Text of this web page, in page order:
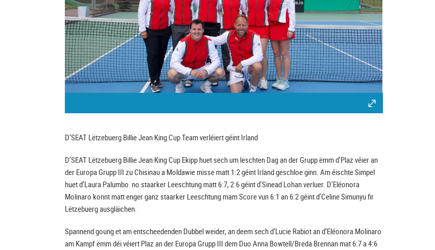
D’SEAT Lëtzebuerg Billie Jean King Cup Team verléiert géint Irland
D’SEAT Lëtzebuerg Billie Jean King Cup Ekipp huet sech um leschten Dag an der Grupp ëmm d'Plaz véier an
der Europa Grupp III zu Chisinau a Moldawie misse matt 1:2 géint Irland geschloe ginn. Am éischte Simpel
huet d’Laura Palumbo no staarker Leeschtung matt 6:7, 2:6 géint d'Sinead Lohan verluer. D’Eléonora
Molinaro konnt matt enger ganz staarker Leeschtung mam Score vun 6:1 an 6:2 géint d'Celine Simunyu fir
Lëtzebuerg ausgläichen.
Spannend goung et am entscheedenden Dubbel weider, an deem sech d‘Lucie Rabiot an d‘Eléonora Molinaro
am Kampf ëmm déi véiert Plaz an der Europa Grupp III dem Duo Anna Bowtell/Breda Brennan mat 6:7 a 4:6